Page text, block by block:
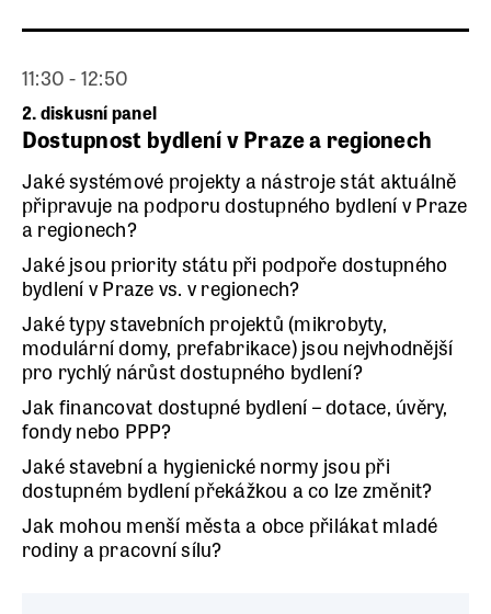
11:30 - 12:50
2. diskusní panel
Dostupnost bydlení v Praze a regionech
Jaké systémové projekty a nástroje stát aktuálně
připravuje na podporu dostupného bydlení v Praze
a regionech?
Jaké jsou priority státu při podpoře dostupného
bydlení v Praze vs. v regionech?
Jaké typy stavebních projektů (mikrobyty,
modulární domy, prefabrikace) jsou nejvhodnější
pro rychlý nárůst dostupného bydlení?
Jak financovat dostupné bydlení – dotace, úvěry,
fondy nebo PPP?
Jaké stavební a hygienické normy jsou při
dostupném bydlení překážkou a co lze změnit?
Jak mohou menší města a obce přilákat mladé
rodiny a pracovní sílu?